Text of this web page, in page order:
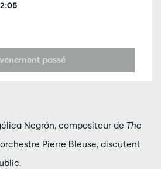
passé
Negrón, compositeur de The
Pierre Bleuse, discutent